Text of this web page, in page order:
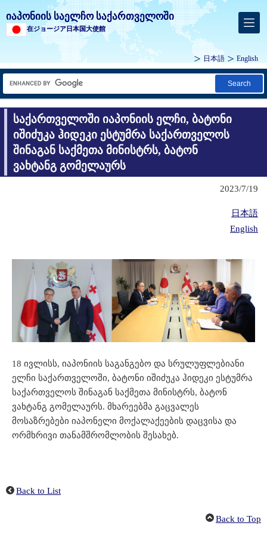
იაპონიის საელჩო საქართველოში
在ジョージア日本国大使館
日本語 English
Search
საქართველოში იაპონიის ელჩი, ბატონი
იშიძუკა ჰიდეკი ესტუმრა საქართველოს
შინაგან საქმეთა მინისტრს, ბატონ
ვახტანგ გომელაურს
2023/7/19
日本語
English
18 ივლისს, იაპონიის საგანგებო და სრულუფლებიანი
ელჩი საქართველოში, ბატონი იშიძუკა ჰიდეკი ესტუმრა
საქართველოს შინაგან საქმეთა მინისტრს, ბატონ
ვახტანგ გომელაურს. მხარეებმა გაცვალეს
მოსაზრებები იაპონელი მოქალაქეების დაცვისა და
ორმხრივი თანამშრომლობის შესახებ.
Back to List
Back to Top